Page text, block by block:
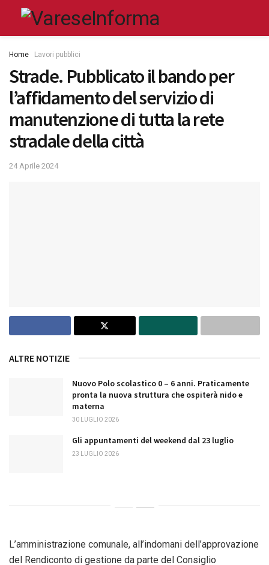
Home Lavori pubblici
Strade. Pubblicato il bando per
l’affidamento del servizio di
manutenzione di tutta la rete
stradale della città
24 Aprile 2024
ALTRE NOTIZIE
Nuovo Polo scolastico 0 – 6 anni. Praticamente
pronta la nuova struttura che ospiterà nido e
materna
30 LUGLIO 2026
Gli appuntamenti del weekend dal 23 luglio
23 LUGLIO 2026
L’amministrazione comunale, all’indomani dell’approvazione
del Rendiconto di gestione da parte del Consiglio